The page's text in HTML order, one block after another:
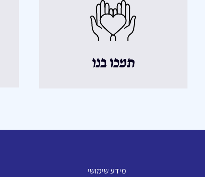
תמכו בנו
מידע שימושי